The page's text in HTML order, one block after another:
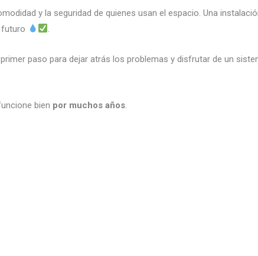
y la seguridad de quienes usan el espacio. Una
futuro
paso para dejar atrás los problemas y disfrutar de un
bien por muchos años